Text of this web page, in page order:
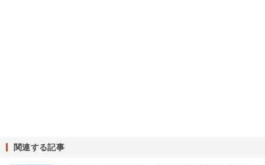
関連する記事